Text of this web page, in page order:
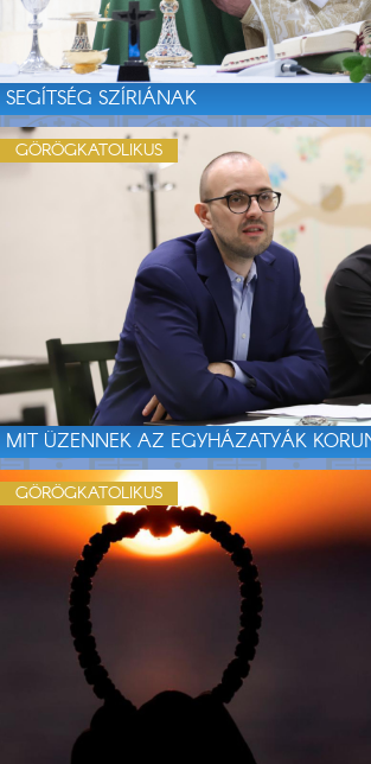
SEGÍTSÉG SZÍRIÁNAK
MIT ÜZENNEK AZ EGYHÁZATYÁK
GÖRÖGKATOLIKUS
GÖRÖGKATOLIKUS